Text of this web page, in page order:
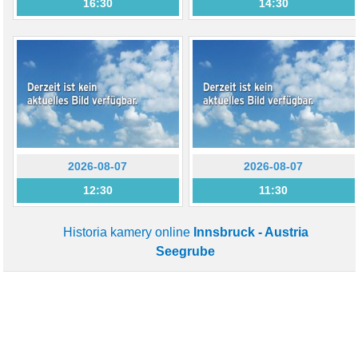
16:30 14:30
2026-08-07
12:30
2026-08-07
11:30
Historia kamery online Innsbruck - Austria
Seegrube